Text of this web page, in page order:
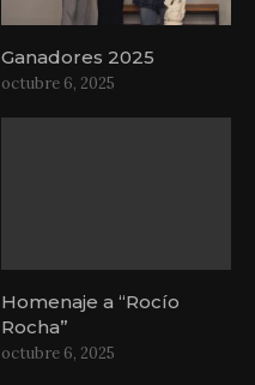
Ganadores 2025
octubre 6, 2025
Homenaje a “Rocío
Rocha”
octubre 6, 2025